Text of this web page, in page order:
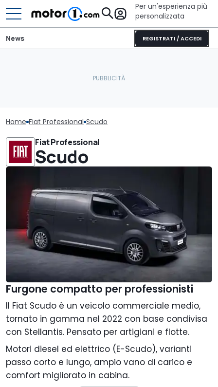
Per un'esperienza più
personalizzata
REGISTRATI / ACCEDI
News
Home Fiat Professional Scudo
Fiat Professional
Scudo
Furgone compatto per professionisti
Il Fiat Scudo è un veicolo commerciale medio,
tornato in gamma nel 2022 con base condivisa
con Stellantis. Pensato per artigiani e flotte.
Motori diesel ed elettrico (E-Scudo), varianti
passo corto e lungo, ampio vano di carico e
comfort migliorato in cabina.